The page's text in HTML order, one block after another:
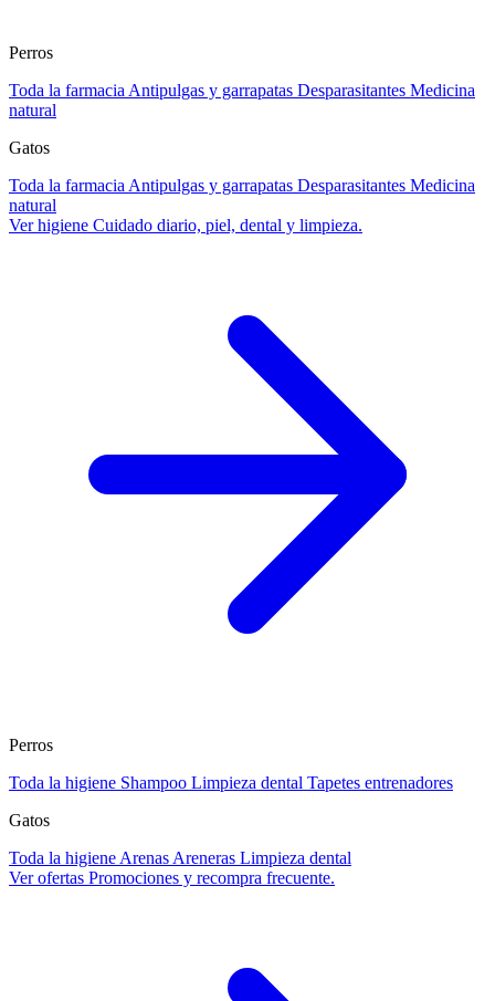
Perros
Toda la farmacia Antipulgas y garrapatas Desparasitantes Medicina
natural
Gatos
Toda la farmacia Antipulgas y garrapatas Desparasitantes Medicina
natural
Ver higiene Cuidado diario, piel, dental y limpieza.
Perros
Toda la higiene Shampoo Limpieza dental Tapetes entrenadores
Gatos
Toda la higiene Arenas Areneras Limpieza dental
Ver ofertas Promociones y recompra frecuente.